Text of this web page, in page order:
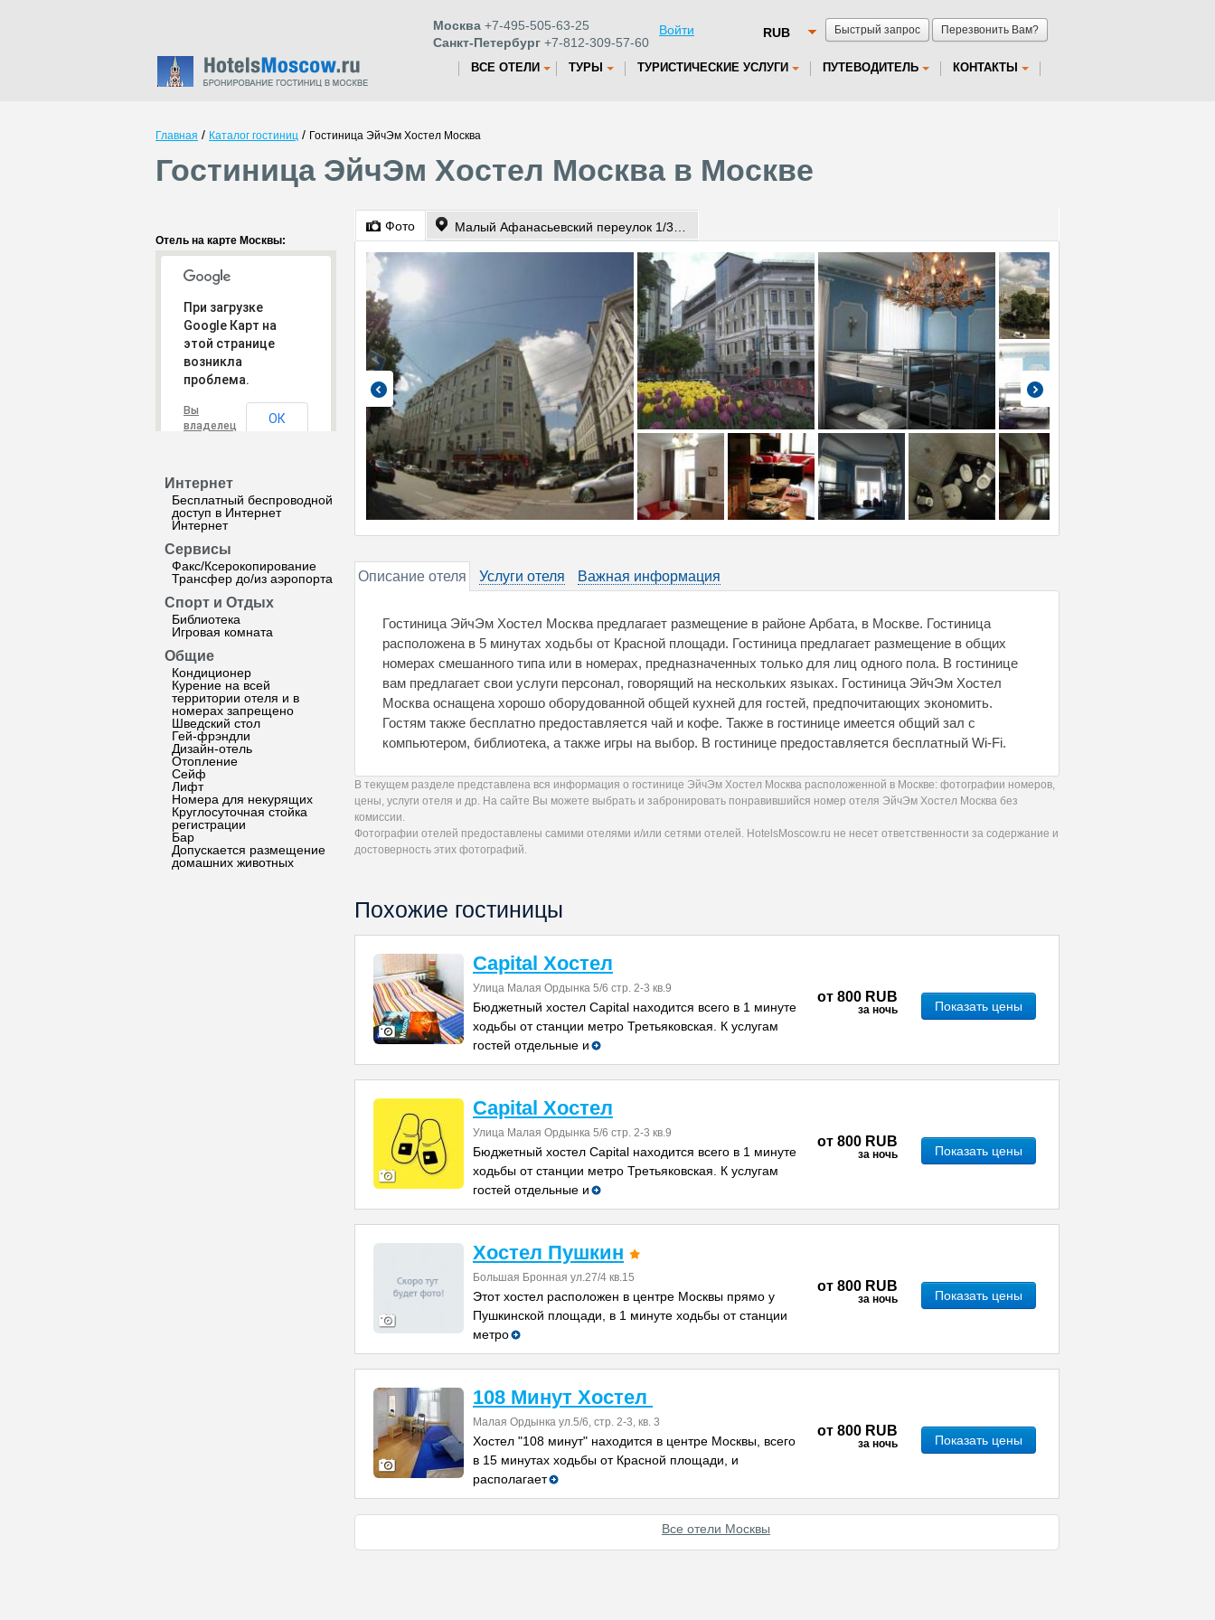
Быстрый запрос Перезвонить Вам?
Москва +7-495-505-63-25
Санкт-Петербург +7-812-309-57-60
Войти
ВСЕ ОТЕЛИ ТУРЫ ТУРИСТИЧЕСКИЕ УСЛУГИ ПУТЕВОДИТЕЛЬ КОНТАКТЫ
Главная / Каталог гостиниц / Гостиница ЭйчЭм Хостел Москва
Гостиница ЭйчЭм Хостел Москва в Москве
Отель на карте Москвы:
При загрузке
Google Карт на
этой странице
возникла
проблема.
Вы
владелец
ОК
Интернет
Бесплатный беспроводной
доступ в Интернет
Интернет
Сервисы
Факс/Ксерокопирование
Трансфер до/из аэропорта
Спорт и Отдых
Библиотека
Игровая комната
Общие
Кондиционер
Курение на всей
территории отеля и в
номерах запрещено
Шведский стол
Гей-фрэндли
Дизайн-отель
Отопление
Сейф
Лифт
Номера для некурящих
Круглосуточная стойка
регистрации
Бар
Допускается размещение
домашних животных
Фото
Описание отеля Услуги отеля Важная информация
Гостиница ЭйчЭм Хостел Москва предлагает размещение в районе Арбата, в Москве. Гостиница
расположена в 5 минутах ходьбы от Красной площади. Гостиница предлагает размещение в общих
номерах смешанного типа или в номерах, предназначенных только для лиц одного пола. В гостинице
вам предлагает свои услуги персонал, говорящий на нескольких языках. Гостиница ЭйчЭм Хостел
Москва оснащена хорошо оборудованной общей кухней для гостей, предпочитающих экономить.
Гостям также бесплатно предоставляется чай и кофе. Также в гостинице имеется общий зал с
компьютером, библиотека, а также игры на выбор. В гостинице предоставляется бесплатный Wi-Fi.
В текущем разделе представлена вся информация о гостинице ЭйчЭм Хостел Москва расположенной в Москве: фотографии номеров,
цены, услуги отеля и др. На сайте Вы можете выбрать и забронировать понравившийся номер отеля ЭйчЭм Хостел Москва без
комиссии.
Фотографии отелей предоставлены самими отелями и/или сетями отелей. HotelsMoscow.ru не несет ответственности за содержание и
достоверность этих фотографий.
Похожие гостиницы
Сapital Хостел
Улица Малая Ордынка 5/6 стр. 2-3 кв.9
Бюджетный хостел Capital находится всего в 1 минуте
ходьбы от станции метро Третьяковская. К услугам
гостей отдельные и
от 800 RUB
за ночь Показать цены
Сapital Хостел
Улица Малая Ордынка 5/6 стр. 2-3 кв.9
Бюджетный хостел Capital находится всего в 1 минуте
ходьбы от станции метро Третьяковская. К услугам
гостей отдельные и
от 800 RUB
за ночь Показать цены
Хостел Пушкин
Большая Бронная ул.27/4 кв.15
Этот хостел расположен в центре Москвы прямо у
Пушкинской площади, в 1 минуте ходьбы от станции
метро
от 800 RUB
за ночь Показать цены
108 Mинут Хостел
Малая Ордынка ул.5/6, стр. 2-3, кв. 3
Хостел "108 минут" находится в центре Москвы, всего
в 15 минутах ходьбы от Красной площади, и
располагает
от 800 RUB
за ночь Показать цены
Все отели Москвы